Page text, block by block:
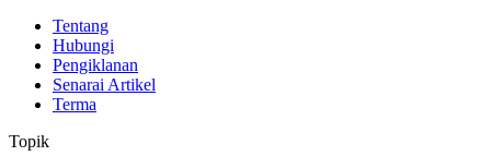
Tentang
Hubungi
Pengiklanan
Senarai Artikel
Terma
Topik